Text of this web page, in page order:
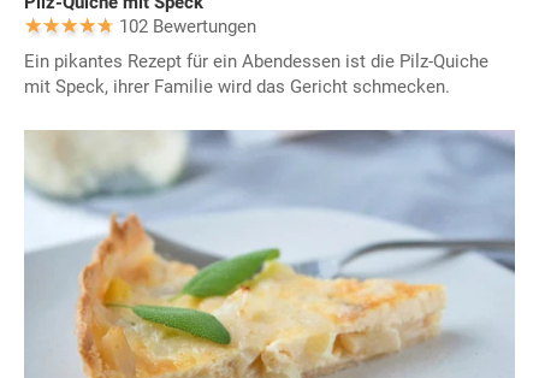
102 Bewertungen
Ein pikantes Rezept für ein Abendessen ist die Pilz-Quiche
mit Speck, ihrer Familie wird das Gericht schmecken.